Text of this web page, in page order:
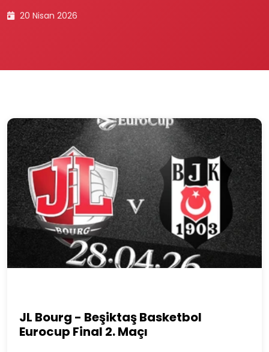
20 Nisan 2026
JL Bourg - Beşiktaş Basketbol
Eurocup Final 2. Maçı